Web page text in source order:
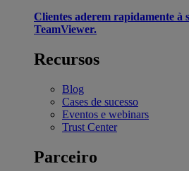
Clientes aderem rapidamente à
TeamViewer.
Recursos
Blog
Cases de sucesso
Eventos e webinars
Trust Center
Parceiro